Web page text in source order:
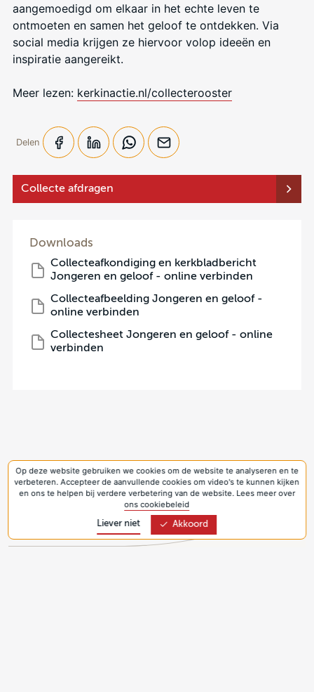
Op deze website gebruiken we cookies om de website te analyseren en te
verbeteren. Accepteer de aanvullende cookies om video's te kunnen kijken
en ons te helpen bij verdere verbetering van de website. Lees meer over
ons cookiebeleid
Liever niet Akkoord
Collecte afdragen
Downloads
Collecteafkondiging en kerkbladbericht
Jongeren en geloof - online verbinden
Collecteafbeelding Jongeren en geloof -
online verbinden
Collectesheet Jongeren en geloof - online
verbinden
aangemoedigd om elkaar in het echte leven te
ontmoeten en samen het geloof te ontdekken. Via
social media krijgen ze hiervoor volop ideeën en
inspiratie aangereikt.
Meer lezen: kerkinactie.nl/collecterooster
Delen